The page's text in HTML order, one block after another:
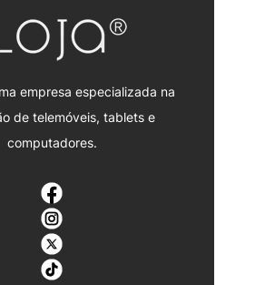
empresa especializada na
de telemóveis, tablets e
computadores.